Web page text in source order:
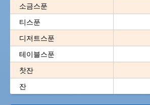
소금스푼
티스푼
디저트스푼
테이블스푼
찻잔
잔